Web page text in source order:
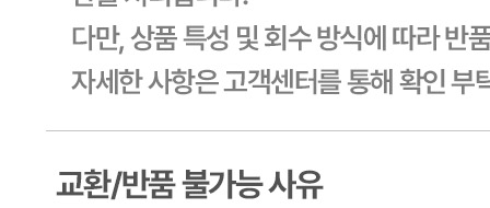
1588-6967
등록번호
603-81-11270
통신판매
상품 고시 정보